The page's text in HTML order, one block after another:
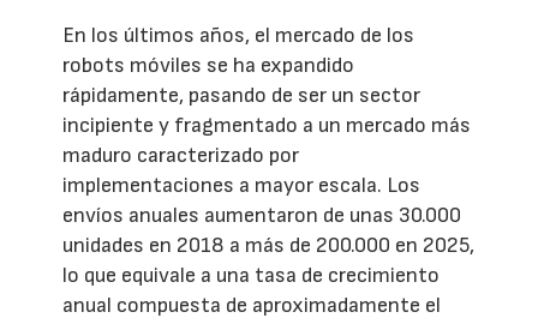
En los últimos años, el mercado de los
robots móviles se ha expandido
rápidamente, pasando de ser un sector
incipiente y fragmentado a un mercado más
maduro caracterizado por
implementaciones a mayor escala. Los
envíos anuales aumentaron de unas 30.000
unidades en 2018 a más de 200.000 en 2025,
lo que equivale a una tasa de crecimiento
anual compuesta de aproximadamente el